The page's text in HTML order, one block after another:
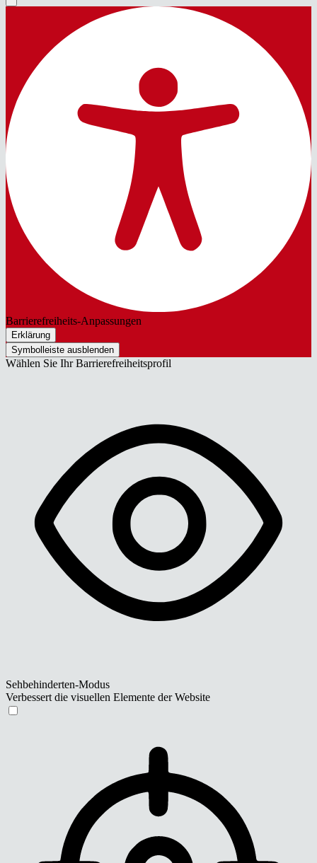
Barrierefreiheits-Anpassungen
Erklärung
Symbolleiste ausblenden
Wählen Sie Ihr Barrierefreiheitsprofil
Sehbehinderten-Modus
Verbessert die visuellen Elemente der Website